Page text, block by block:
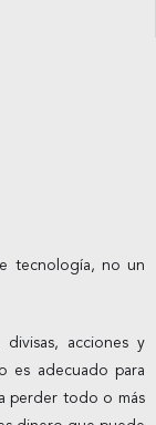
tecnología, no un
acciones y
es adecuado para
perder todo o más